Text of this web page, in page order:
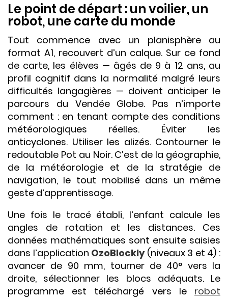
Le point de départ : un voilier, un
robot, une carte du monde
Tout commence avec un planisphère au
format A1, recouvert d’un calque. Sur ce fond
de carte, les élèves — âgés de 9 à 12 ans, au
profil cognitif dans la normalité malgré leurs
difficultés langagières — doivent anticiper le
parcours du Vendée Globe. Pas n’importe
comment : en tenant compte des conditions
météorologiques réelles. Éviter les
anticyclones. Utiliser les alizés. Contourner le
redoutable Pot au Noir. C’est de la géographie,
de la météorologie et de la stratégie de
navigation, le tout mobilisé dans un même
geste d’apprentissage.
Une fois le tracé établi, l’enfant calcule les
angles de rotation et les distances. Ces
données mathématiques sont ensuite saisies
dans l’application OzoBlockly(niveaux 3 et 4) :
avancer de 90 mm, tourner de 40° vers la
droite, sélectionner les blocs adéquats. Le
programme est téléchargé vers le robot